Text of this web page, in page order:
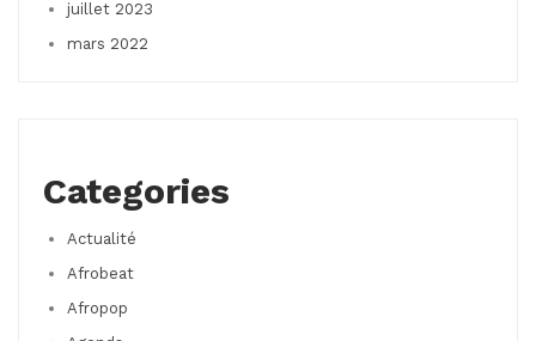
juillet 2023
mars 2022
Categories
Actualité
Afrobeat
Afropop